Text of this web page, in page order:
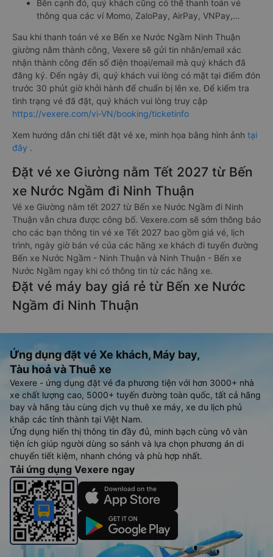
Bên cạnh đó, quý khách cũng có thể thanh toán vé
thông qua các ví Momo, ZaloPay, AirPay, VNPay,…
Sau khi thanh toán vé xe Bến xe Nước Ngầm Ninh Thuận
giường nằm thành công, Vexere sẽ gửi tin nhắn/email xác
nhận thành công đến số điện thoại/email mà quý khách đã
đăng ký. Đến ngày đi, quý khách vui lòng có mặt tại điểm đón
trước 30 phút giờ khởi hành để chuẩn bị lên xe. Để kiểm tra
tình trạng vé đã đặt, quý khách vui lòng truy cập
https://vexere.com/vi-VN/booking/ticketinfo
Xem hướng dẫn chi tiết đặt vé xe, minh họa bằng hình ảnh tại
đây .
Đặt vé xe Giường nằm Tết 2027 từ Bến
xe Nước Ngầm đi Ninh Thuận
Vé xe Giường nằm tết 2027 từ Bến xe Nước Ngầm đi Ninh
Thuận vẫn chưa được công bố. Vexere.com sẽ sớm thông báo
cho các bạn thông tin vé xe Tết 2027 bao gồm giá vé, lịch
trình, ngày giờ bán vé của các hãng xe khách đi tuyến đường
Bến xe Nước Ngầm - Ninh Thuận và Ninh Thuận - Bến xe
Nước Ngầm ngay khi có thông tin từ các hãng xe.
Đặt vé máy bay giá rẻ từ Bến xe Nước
Ngầm đi Ninh Thuận
Ứng dụng đặt vé Xe khách, Máy bay,
Tàu hoả và Thuê xe
Vexere - ứng dụng đặt vé đa phương tiện với hơn 3000+ nhà
xe chất lượng cao, 5000+ tuyến đường toàn quốc, tất cả hãng
bay và hãng tàu cùng dịch vụ thuê xe máy, xe du lịch phủ
khắp các tỉnh thành tại Việt Nam.
Ứng dụng hiển thị thông tin đầy đủ, minh bạch cùng vô vàn
tiện ích giúp người dùng so sánh và lựa chọn phương án di
chuyển tiết kiệm, nhanh chóng và phù hợp nhất.
Tải ứng dụng Vexere ngay